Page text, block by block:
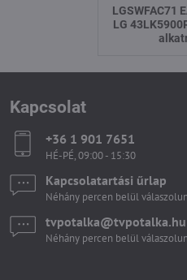
LGSWFAC71
LG
Kapcsolat
+36 1 901 7651
HÉ-PÉ, 09:00 - 15:30
Kapcsolatartási űrlap
Néhány percen belül
tvpotalka​@tvpotalka​.hu
Néhány percen belül